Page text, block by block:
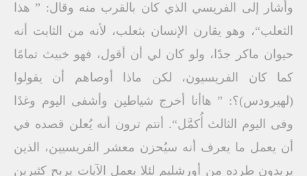
وأشار إلى الفريسي الذي كان بالقرب منه وقال: ” هذا
الثعلب“، وهو يقارن الإنسان بثعلب، لأنه من الثابت أنه
حيوان ماكر جدًا، ولو كان لي أن أقول، فهو خبيث تمامًا
كما كان الفريسيون، لكن ماذا أوصاهم أن يقولوا
(لهيرودس)؟: ” هاأنا أخرج شياطين وأشفى اليوم وغدًا
وفى اليوم الثالث أُكمَّل“. أنتم ترون أنه يُعلن قصده في
أن يعمل ما يعرف أنه سيُحزن معشر الفريسيين، الذين
يريدون طرده من أورشليم لئلا بعمل الآيات يربح كثيرين